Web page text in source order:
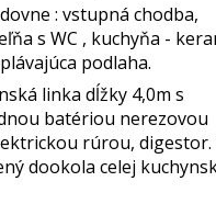
: vstupná chodba,
s WC , kuchyňa -
podlaha.
linka dĺžky 4,0m s
batériou nerezovou
rúrou, digestor.
dookola celej